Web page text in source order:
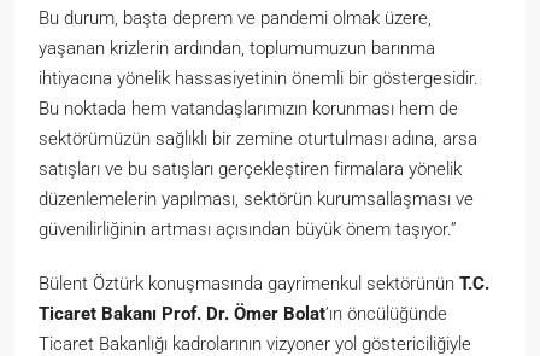
Bu durum, başta deprem ve pandemi olmak üzere,
yaşanan krizlerin ardından, toplumumuzun barınma
ihtiyacına yönelik hassasiyetinin önemli bir göstergesidir.
Bu noktada hem vatandaşlarımızın korunması hem de
sektörümüzün sağlıklı bir zemine oturtulması adına, arsa
satışları ve bu satışları gerçekleştiren firmalara yönelik
düzenlemelerin yapılması, sektörün kurumsallaşması ve
güvenilirliğinin artması açısından büyük önem taşıyor.”
Bülent Öztürk konuşmasında gayrimenkul sektörünün T.C.
Ticaret Bakanı Prof. Dr. Ömer Bolat’ın öncülüğünde
Ticaret Bakanlığı kadrolarının vizyoner yol göstericiliğiyle